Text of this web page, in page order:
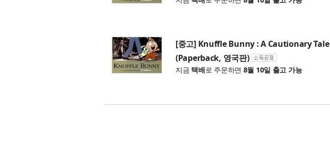
[중고] Knuffle Bunny : A Cautionary Tale
(Paperback, 영국판)
지금 택배로 주문하면 8월 10일 출고 가능